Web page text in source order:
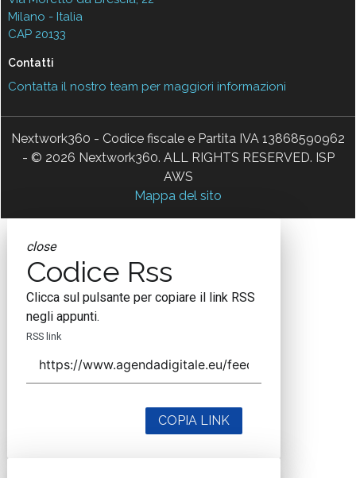
Milano - Italia
CAP 20133
Contatti
Contatta il nostro team per maggiori informazioni
Nextwork360 - Codice fiscale e Partita IVA 13868590962
- © 2026 Nextwork360. ALL RIGHTS RESERVED. ISP
AWS
Mappa del sito
close
Codice Rss
Clicca sul pulsante per copiare il link RSS
negli appunti.
RSS link
COPIA LINK